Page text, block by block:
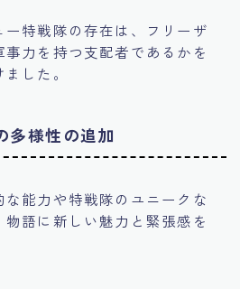
ー特戦隊の存在は、フリーザ
力を持つ支配者であるかを
した。
多様性の追加
な能力や特戦隊のユニークな
物語に新しい魅力と緊張感を